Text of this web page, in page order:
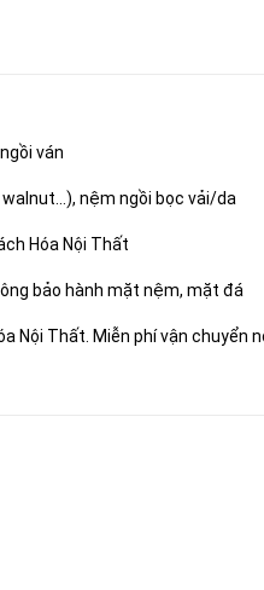
ván
nệm ngồi bọc vải/da
Hóa Nội Thất
bảo hành mặt nệm, mặt đá
Nội Thất. Miễn phí vận chuyển